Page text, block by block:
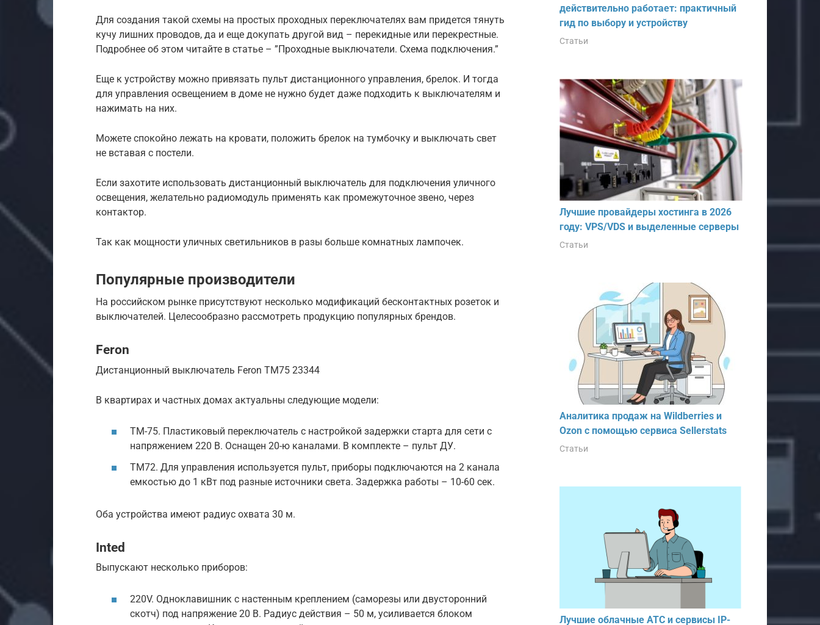
Для создания такой схемы на простых проходных переключателях вам придется тянуть
кучу лишних проводов, да и еще докупать другой вид – перекидные или перекрестные.
Подробнее об этом читайте в статье – ”Проходные выключатели. Схема подключения.”
Еще к устройству можно привязать пульт дистанционного управления, брелок. И тогда
для управления освещением в доме не нужно будет даже подходить к выключателям и
нажимать на них.
Можете спокойно лежать на кровати, положить брелок на тумбочку и выключать свет
не вставая с постели.
Если захотите использовать дистанционный выключатель для подключения уличного
освещения, желательно радиомодуль применять как промежуточное звено, через
контактор.
Так как мощности уличных светильников в разы больше комнатных лампочек.
Популярные производители
На российском рынке присутствуют несколько модификаций бесконтактных розеток и
выключателей. Целесообразно рассмотреть продукцию популярных брендов.
Feron
Дистанционный выключатель Feron TM75 23344
В квартирах и частных домах актуальны следующие модели:
TM-75. Пластиковый переключатель с настройкой задержки старта для сети с
напряжением 220 В. Оснащен 20-ю каналами. В комплекте – пульт ДУ.
TM72. Для управления используется пульт, приборы подключаются на 2 канала
емкостью до 1 кВт под разные источники света. Задержка работы – 10-60 сек.
Оба устройства имеют радиус охвата 30 м.
Inted
Выпускают несколько приборов:
220V. Одноклавишник с настенным креплением (саморезы или двусторонний
скотч) под напряжение 20 В. Радиус действия – 50 м, усиливается блоком
действительно работает: практичный
гид по выбору и устройству
Статьи
Лучшие провайдеры хостинга в 2026
году: VPS/VDS и выделенные серверы
Статьи
Аналитика продаж на Wildberries и
Ozon с помощью сервиса Sellerstats
Статьи
Лучшие облачные АТС и сервисы IP-